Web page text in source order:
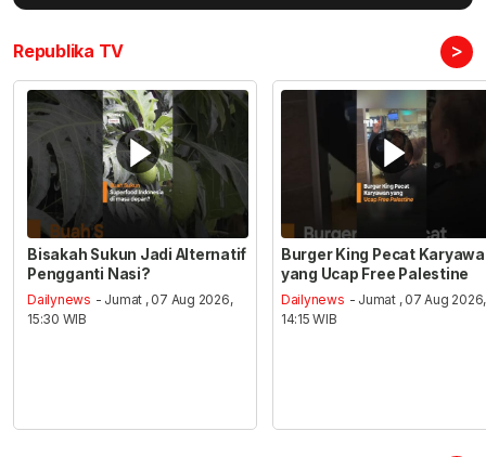
Republika TV >
Bisakah Sukun Jadi Alternatif
Pengganti Nasi?
Dailynews - Jumat , 07 Aug 2026,
15:30 WIB
Burger King Pecat
yang Ucap Free Palestine
Dailynews - Jumat , 07 Aug 2026,
14:15 WIB